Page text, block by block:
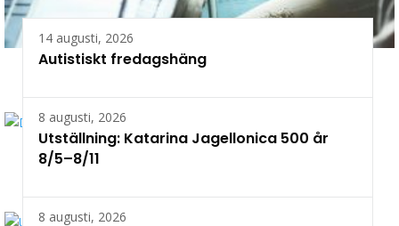
14 augusti, 2026
Autistiskt fredagshäng
8 augusti, 2026
Utställning: Katarina Jagellonica 500 år
8/5–8/11
8 augusti, 2026